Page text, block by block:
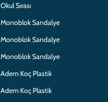
Okul Sırası
Monoblok Sandalye
Monoblok Sandalye
Monoblok Sandalye
Adem Koç Plastik
Adem Koç Plastik